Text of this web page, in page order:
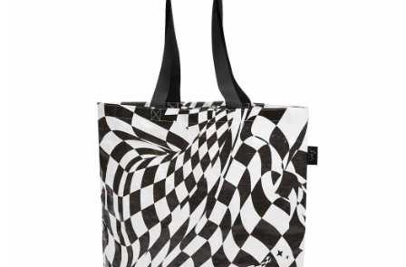
每筆NT$65，滿NT$1,000(含以上)免運費
付款後全家取貨
每筆NT$65，滿NT$1,000(含以上)免運費
每筆NT$65，滿NT$1,000(含以上)免運費
付款後7-11取貨